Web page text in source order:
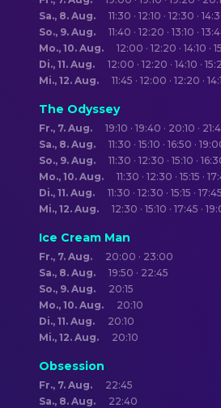
Sa., 8. Aug.
11:30 · 12:10 · 12:30 ·
So., 9. Aug.
11:40 · 12:20 · 13:10 ·
Mo., 10. Aug.
12:00 · 12:20 · 14:10 ·
Di., 11. Aug.
12:00 · 12:20 · 14:10 ·
Mi., 12. Aug.
11:45 · 12:00 · 12:20 ·
The Odyssey
Fr., 7. Aug.
19:10 · 19:40 · 20:10 ·
Sa., 8. Aug.
11:30 · 15:10 · 16:50 ·
So., 9. Aug.
11:30 · 12:30 · 15:10 ·
Mo., 10. Aug.
11:30 · 12:30 · 15:15 ·
Di., 11. Aug.
11:30 · 12:30 · 15:15 ·
Mi., 12. Aug.
12:30 · 15:10 · 17:45 ·
Ice Cream Man
Fr., 7. Aug.
20:00 · 23:00
Sa., 8. Aug.
19:50 · 22:45
So., 9. Aug.
20:15
Mo., 10. Aug.
20:10
Di., 11. Aug.
20:10
Mi., 12. Aug.
20:10
Obsession
Fr., 7. Aug.
22:45
Sa., 8. Aug.
22:40